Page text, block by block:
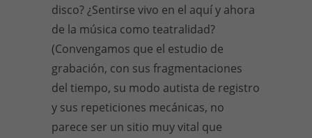
disco? ¿Sentirse vivo en el aquí y ahora
de la música como teatralidad?
(Convengamos que el estudio de
grabación, con sus fragmentaciones
del tiempo, su modo autista de registro
y sus repeticiones mecánicas, no
parece ser un sitio muy vital que